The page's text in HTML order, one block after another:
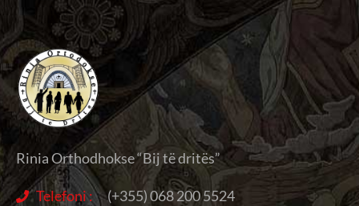
Rinia Orthodhokse “Bij të dritës”
Telefoni :
(+355) 068 200 5524